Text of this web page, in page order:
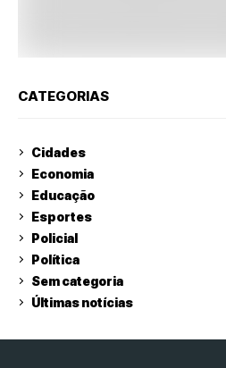
CATEGORIAS
Cidades
Economia
Educação
Esportes
Policial
Política
Sem categoria
Últimas notícias